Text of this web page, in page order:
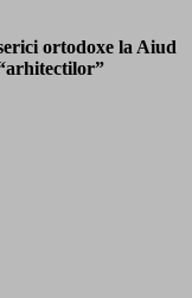
ortodoxe la Aiud